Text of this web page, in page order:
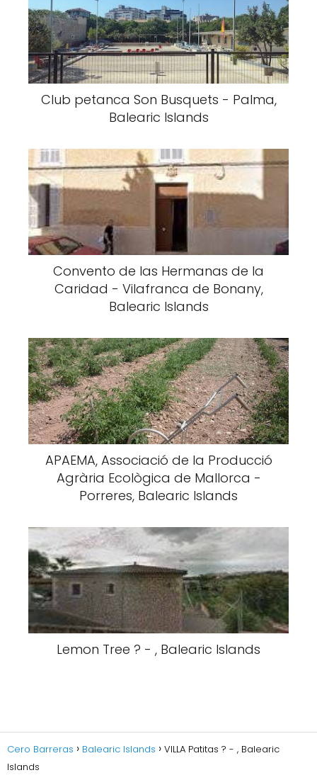
Club petanca Son Busquets - Palma,
Balearic Islands
Convento de las Hermanas de la
Caridad - Vilafranca de Bonany,
Balearic Islands
APAEMA, Associació de la Producció
Agrària Ecològica de Mallorca -
Porreres, Balearic Islands
Lemon Tree ? - , Balearic Islands
Cero Barreras Balearic Islands
VILLA Patitas ? - , Balearic
Islands